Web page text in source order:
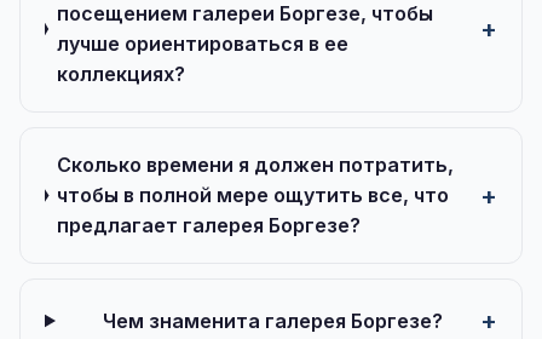
посещением галереи Боргезе, чтобы
лучше ориентироваться в ее
коллекциях?
Сколько времени я должен потратить,
чтобы в полной мере ощутить все, что
предлагает галерея Боргезе?
Чем знаменита галерея Боргезе?